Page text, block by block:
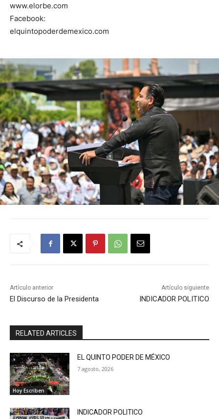
www.elorbe.com
Facebook:
elquintopoderdemexico.com
Artículo anterior
El Discurso de la Presidenta
Artículo siguiente
INDICADOR POLITICO
RELATED ARTICLES
Hoy Escriben
EL QUINTO PODER DE MÉXICO
7 agosto, 2026
INDICADOR POLITICO